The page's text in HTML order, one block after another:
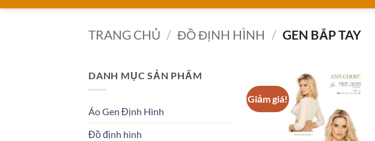
TRANG CHỦ / ĐỒ ĐỊNH HÌNH / GEN BẮP TAY
DANH MỤC SẢN PHẨM
Áo Gen Định Hình
Đồ định hình
Giảm giá!